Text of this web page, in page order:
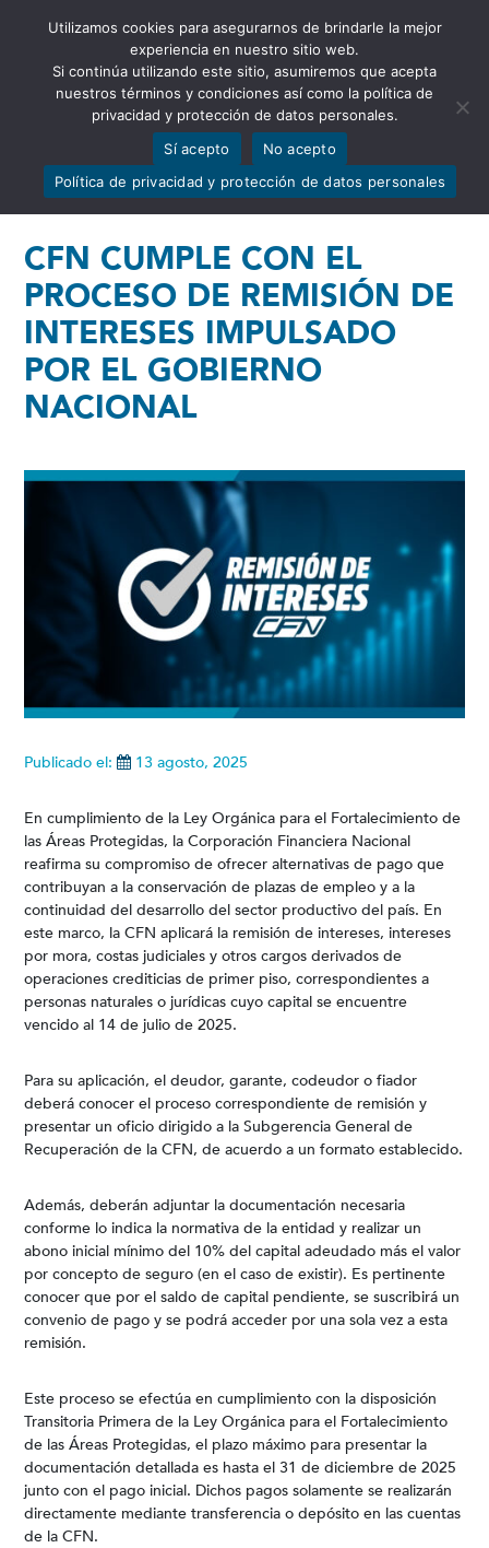
Abrir barra de herramientas
CFN CUMPLE CON EL
PROCESO DE REMISIÓN DE
INTERESES IMPULSADO
POR EL GOBIERNO
NACIONAL
Publicado el: 13 agosto, 2025
En cumplimiento de la Ley Orgánica para el Fortalecimiento de
las Áreas Protegidas, la Corporación Financiera Nacional
reafirma su compromiso de ofrecer alternativas de pago que
contribuyan a la conservación de plazas de empleo y a la
continuidad del desarrollo del sector productivo del país. En
este marco, la CFN aplicará la remisión de intereses, intereses
por mora, costas judiciales y otros cargos derivados de
operaciones crediticias de primer piso, correspondientes a
personas naturales o jurídicas cuyo capital se encuentre
vencido al 14 de julio de 2025.
Para su aplicación, el deudor, garante, codeudor o fiador
deberá conocer el proceso correspondiente de remisión y
presentar un oficio dirigido a la Subgerencia General de
Recuperación de la CFN, de acuerdo a un formato establecido.
Además, deberán adjuntar la documentación necesaria
conforme lo indica la normativa de la entidad y realizar un
abono inicial mínimo del 10% del capital adeudado más el valor
por concepto de seguro (en el caso de existir). Es pertinente
conocer que por el saldo de capital pendiente, se suscribirá un
convenio de pago y se podrá acceder por una sola vez a esta
remisión.
Este proceso se efectúa en cumplimiento con la disposición
Transitoria Primera de la Ley Orgánica para el Fortalecimiento
de las Áreas Protegidas, el plazo máximo para presentar la
documentación detallada es hasta el 31 de diciembre de 2025
junto con el pago inicial. Dichos pagos solamente se realizarán
directamente mediante transferencia o depósito en las cuentas
de la CFN.
Utilizamos cookies para asegurarnos de brindarle la mejor
experiencia en nuestro sitio web.
Si continúa utilizando este sitio, asumiremos que acepta
nuestros términos y condiciones así como la política de
privacidad y protección de datos personales.
Sí acepto
No acepto
Política de privacidad y protección de datos personales